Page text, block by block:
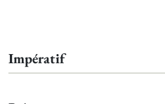
Impératif